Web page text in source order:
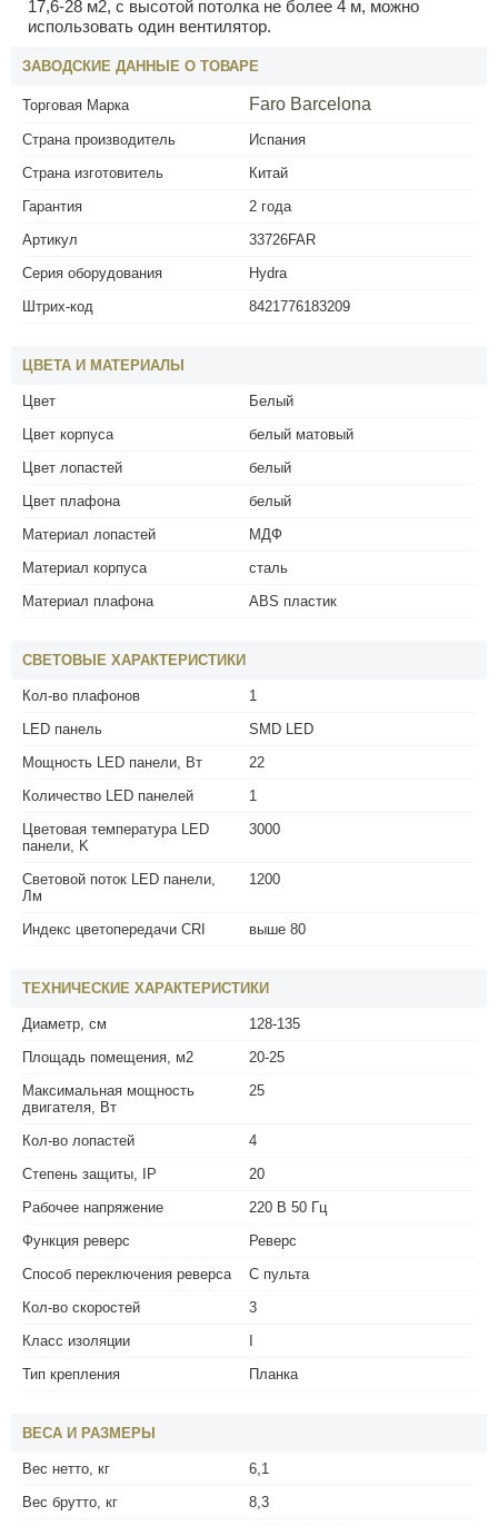
17,6-28 м2, с высотой потолка не более 4 м, можно
использовать один вентилятор.
ЗАВОДСКИЕ ДАННЫЕ О ТОВАРЕ
Торговая Марка Faro Barcelona
Страна производитель
Испания
Страна изготовитель
Китай
Гарантия
2 года
Артикул
33726FAR
Серия оборудования
Hydra
Штрих-код
8421776183209
ЦВЕТА И МАТЕРИАЛЫ
Цвет
Белый
Цвет корпуса
белый матовый
Цвет лопастей
белый
Цвет плафона
белый
Материал лопастей
МДФ
Материал корпуса
сталь
Материал плафона
ABS пластик
СВЕТОВЫЕ ХАРАКТЕРИСТИКИ
Кол-во плафонов
1
LED панель
SMD LED
Мощность LED панели, Вт
22
Количество LED панелей
1
Цветовая температура LED
панели, K
3000
Световой поток LED панели,
Лм
1200
Индекс цветопередачи CRI выше 80
ТЕХНИЧЕСКИЕ ХАРАКТЕРИСТИКИ
Диаметр, см
128-135
Площадь помещения, м2
20-25
Максимальная мощность
двигателя, Вт
25
Кол-во лопастей
4
Степень защиты, IP
20
Рабочее напряжение
220 В 50 Гц
Функция реверс
Реверс
Способ переключения реверса
С пульта
Кол-во скоростей
3
Класс изоляции
Тип крепления
Планка
ВЕСА И РАЗМЕРЫ
Вес нетто, кг
6,1
Вес брутто, кг
8,3